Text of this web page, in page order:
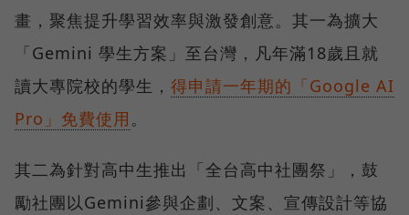
畫，聚焦提升學習效率與激發創意。其一為擴大
「Gemini 學生方案」至台灣，凡年滿18歲且就
讀大專院校的學生， 得申請一年期的「Google AI
Pro」免費使用 。
其二為針對高中生推出「全台高中社團祭」，鼓
勵社團以Gemini參與企劃、文案、宣傳設計等協